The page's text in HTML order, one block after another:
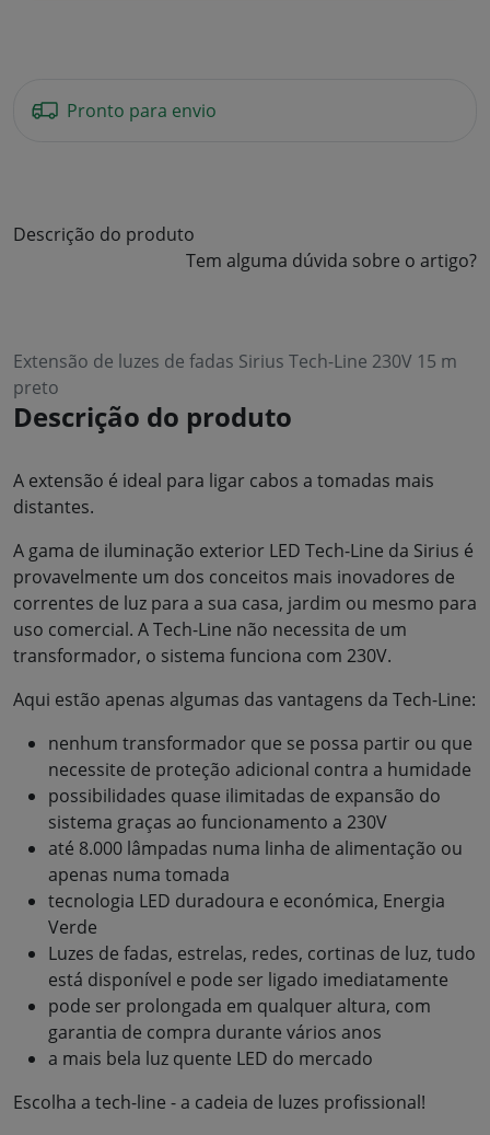
Pronto para envio
Descrição do produto
Tem alguma dúvida sobre o artigo?
Extensão de luzes de fadas Sirius Tech-Line 230V 15 m
preto
Descrição do produto
A extensão é ideal para ligar cabos a tomadas mais
distantes.
A gama de iluminação exterior LED Tech-Line da Sirius é
provavelmente um dos conceitos mais inovadores de
correntes de luz para a sua casa, jardim ou mesmo para
uso comercial. A Tech-Line não necessita de um
transformador, o sistema funciona com 230V.
Aqui estão apenas algumas das vantagens da Tech-Line:
nenhum transformador que se possa partir ou que
necessite de proteção adicional contra a humidade
possibilidades quase ilimitadas de expansão do
sistema graças ao funcionamento a 230V
até 8.000 lâmpadas numa linha de alimentação ou
apenas numa tomada
tecnologia LED duradoura e económica, Energia
Verde
Luzes de fadas, estrelas, redes, cortinas de luz, tudo
está disponível e pode ser ligado imediatamente
pode ser prolongada em qualquer altura, com
garantia de compra durante vários anos
a mais bela luz quente LED do mercado
Escolha a tech-line - a cadeia de luzes profissional!